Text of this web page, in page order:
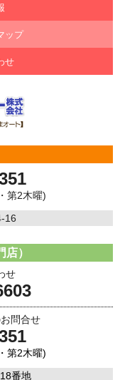
ップ
せ
第2木曜)
16
）
せ
問合せ
第2木曜)
番地